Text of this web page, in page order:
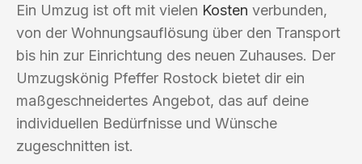
Ein Umzug ist oft mit vielen Kosten verbunden,
von der Wohnungsauflösung über den Transport
bis hin zur Einrichtung des neuen Zuhauses. Der
Umzugskönig Pfeffer Rostock bietet dir ein
maßgeschneidertes Angebot, das auf deine
individuellen Bedürfnisse und Wünsche
zugeschnitten ist.